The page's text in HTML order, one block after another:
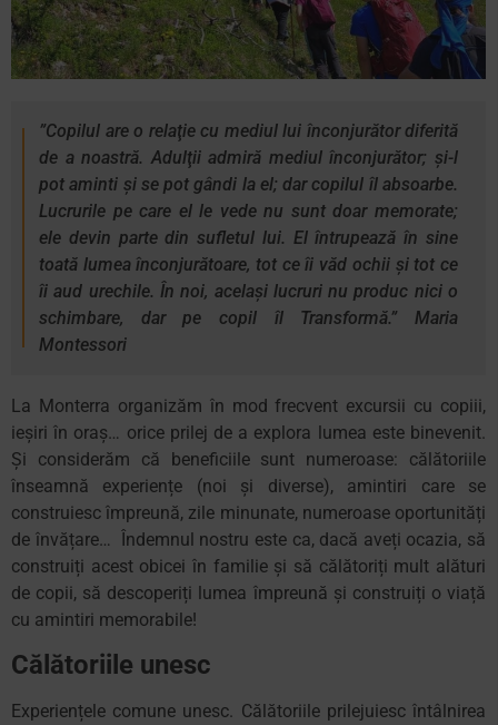
”Copilul are o relaţie cu mediul lui înconjurător diferită
de a noastră. Adulţii admiră mediul înconjurător; şi-l
pot aminti şi se pot gândi la el; dar copilul îl absoarbe.
Lucrurile pe care el le vede nu sunt doar memorate;
ele devin parte din sufletul lui. El întrupează în sine
toată lumea înconjurătoare, tot ce îi văd ochii şi tot ce
îi aud urechile. În noi, acelaşi lucruri nu produc nici o
schimbare, dar pe copil îl Transformă.” Maria
Montessori
La Monterra organizăm în mod frecvent excursii cu copiii,
ieșiri în oraș… orice prilej de a explora lumea este binevenit.
Și considerăm că beneficiile sunt numeroase: călătoriile
înseamnă experiențe (noi și diverse), amintiri care se
construiesc împreună, zile minunate, numeroase oportunități
de învățare… Îndemnul nostru este ca, dacă aveți ocazia, să
construiți acest obicei în familie și să călătoriți mult alături
de copii, să descoperiți lumea împreună și construiți o viață
cu amintiri memorabile!
Călătoriile unesc
Experiențele comune unesc. Călătoriile prilejuiesc întâlnirea